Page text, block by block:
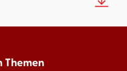
Themen